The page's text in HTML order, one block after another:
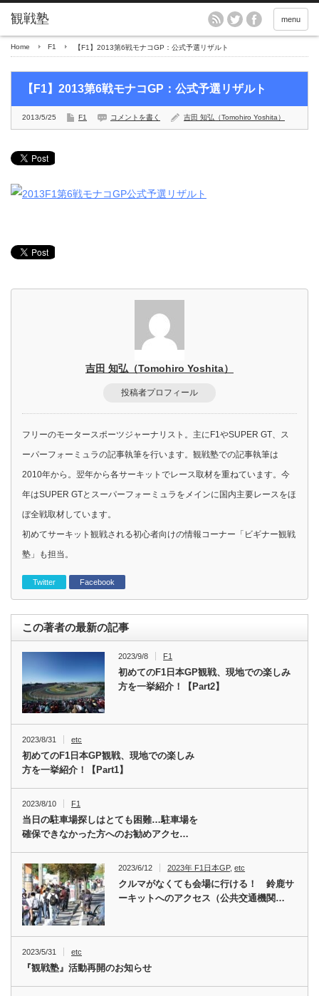
menu
Home F1 【F1】2013第6戦モナコGP：公式予選リザルト
【F1】2013第6戦モナコGP：公式予選リザルト
2013/5/25 F1 コメントを書く 吉田 知弘（Tomohiro Yoshita）
吉田 知弘（Tomohiro Yoshita）
投稿者プロフィール
フリーのモータースポーツジャーナリスト。主にF1やSUPER GT、ス
ーパーフォーミュラの記事執筆を行います。観戦塾での記事執筆は
2010年から。翌年から各サーキットでレース取材を重ねています。今
年はSUPER GTとスーパーフォーミュラをメインに国内主要レースをほ
ぼ全戦取材しています。
初めてサーキット観戦される初心者向けの情報コーナー「ビギナー観戦
塾」も担当。
Twitter Facebook
この著者の最新の記事
2023/9/8 F1
初めてのF1日本GP観戦、現地での楽しみ
方を一挙紹介！【Part2】
2023/8/31 etc
初めてのF1日本GP観戦、現地での楽しみ
方を一挙紹介！【Part1】
2023/8/10 F1
当日の駐車場探しはとても困難…駐車場を
確保できなかった方へのお勧めアクセ…
2023/6/12 2023年 F1日本GP,etc
クルマがなくても会場に行ける！ 鈴鹿サ
ーキットへのアクセス（公共交通機関…
2023/5/31 etc
『観戦塾』活動再開のお知らせ